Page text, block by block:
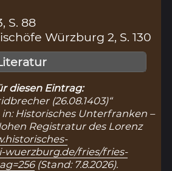
S. 88
Würzburg 2, S. 130
diesen Eintrag:
(26.08.1403)“
in: Historisches Unterfranken –
Registratur des Lorenz
wuerzburg.de/fries/fries-
(Stand: 7.8.2026).